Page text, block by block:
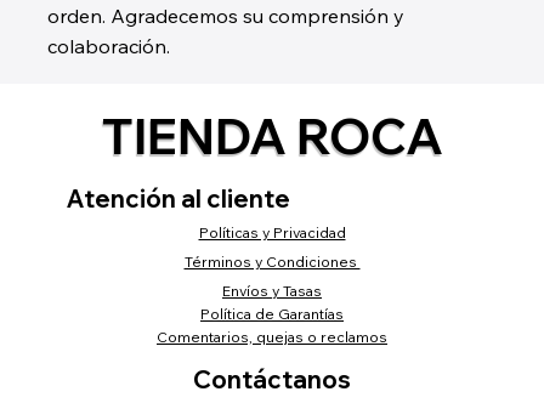
orden. Agradecemos su comprensión y
colaboración.
TIENDA ROCA
Atención al cliente
Políticas y Privacidad
Términos y Condiciones
Envíos y Tasas
Política de Garantías
Comentarios, quejas o reclamos
Contáctanos